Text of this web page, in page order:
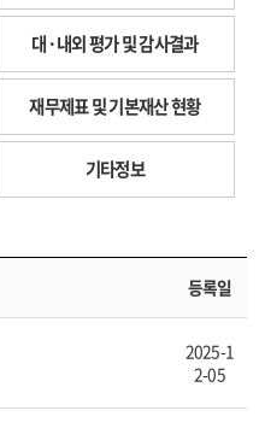
대·내외 평가 및 감사결과
재무제표 및 기본재산 현황
기타정보
등록일
2025-1
2-05